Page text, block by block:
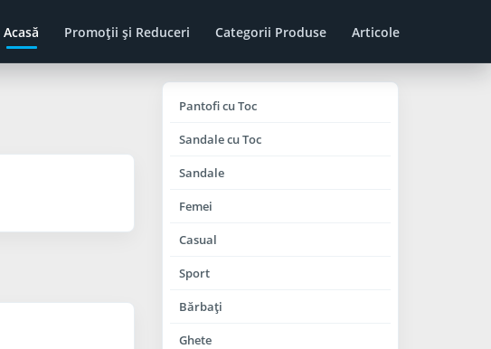
Acasă Promoţii şi Reduceri Categorii Produse Articole
Pantofi cu Toc
Sandale cu Toc
Sandale
Femei
Casual
Sport
Bărbaţi
Ghete